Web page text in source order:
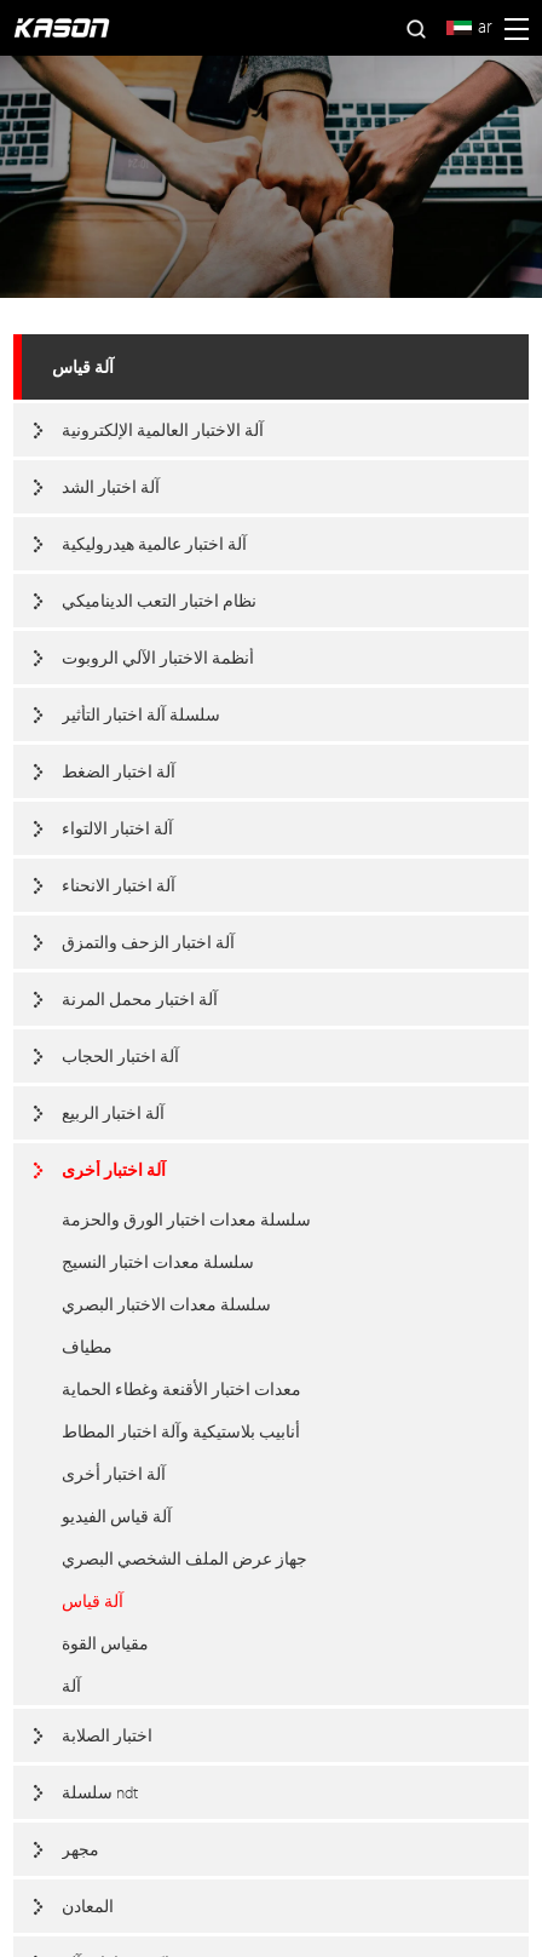
ar
آلة قياس
آلة الاختبار العالمية الإلكترونية
آلة اختبار الشد
آلة اختبار عالمية هيدروليكية
نظام اختبار التعب الديناميكي
أنظمة الاختبار الآلي الروبوت
سلسلة آلة اختبار التأثير
آلة اختبار الضغط
آلة اختبار الالتواء
آلة اختبار الانحناء
آلة اختبار الزحف والتمزق
آلة اختبار محمل المرنة
آلة اختبار الحجاب
آلة اختبار الربيع
آلة اختبار أخرى
سلسلة معدات اختبار الورق والحزمة
سلسلة معدات اختبار النسيج
سلسلة معدات الاختبار البصري
مطياف
معدات اختبار الأقنعة وغطاء الحماية
أنابيب بلاستيكية وآلة اختبار المطاط
آلة اختبار أخرى
آلة قياس الفيديو
جهاز عرض الملف الشخصي البصري
آلة قياس
مقياس القوة
آلة
اختبار الصلابة
سلسلة ndt
مجهر
المعادن